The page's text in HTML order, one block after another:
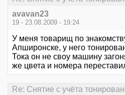
avavan23
19 - 23.08.2009 - 19:24
У меня товарищ по
Апширонске, у него
Тока он не своу машину
же цвета и номера
Re: Снятие с учёта